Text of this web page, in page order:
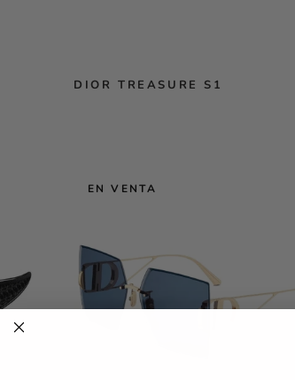
DIOR TREASURE S1
EN VENTA